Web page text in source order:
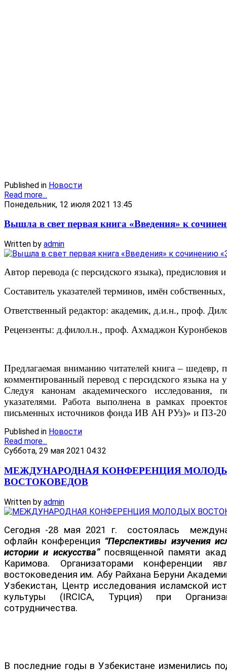
Published in Новости
Read more...
Понедельник, 12 июля 2021 13:45
Вышла в свет первая книга «Введения» к
Written by admin
Автор перевода (с персидского языка),
Составитель указателей терминов, имён
Ответственный редактор: академик, д.и.н., проф.
Рецензенты: д.филол.н., проф. Ахмаджон
Предлагаемая вниманию читателей книга –
комментированный перевод с персидского языка
Следуя канонам академического исследования,
указателями. Работа выполнена в рамках
письменных источников фонда ИВ АН РУз)» и ПЗ-
Published in Новости
Read more...
Суббота, 29 мая 2021 04:32
МЕЖДУНАРОДНАЯ КОНФЕРЕНЦИЯ
ВОСТОКОВЕДОВ
Written by admin
Cегодня -28 мая 2021 г. состоялась
офлайн конференция “Перспективы изучения
истории и искусства”посвященной памяти
Каримова. Организаторами конференции
востоковедения им. Абу Райхана Беруни
Узбекистан, Центр исследования исламской
культуры (IRCICA, Турция) при
сотрудничества.
В последние годы в Узбекистане изменились